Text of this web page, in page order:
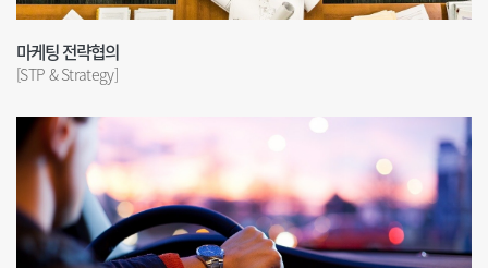
마케팅 전략협의
[STP & Strategy]